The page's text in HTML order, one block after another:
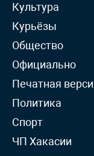
Культура
Курьёзы
Общество
Официально
Печатная
Политика
Спорт
ЧП Хакасии